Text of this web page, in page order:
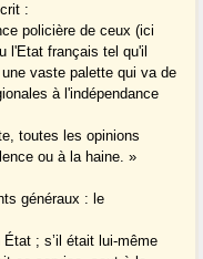
:
policière de ceux (ici
l'Etat français tel qu'il
vaste palette qui va de
à l'indépendance
toutes les opinions
ou à la haine. »
généraux : le
; s’il était lui-même